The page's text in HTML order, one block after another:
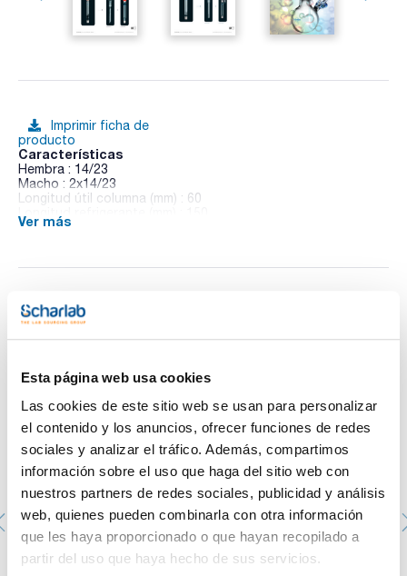
Esta página web usa cookies
Las cookies de este sitio web se usan para personalizar
el contenido y los anuncios, ofrecer funciones de redes
sociales y analizar el tráfico. Además, compartimos
información sobre el uso que haga del sitio web con
nuestros partners de redes sociales, publicidad y análisis
web, quienes pueden combinarla con otra información
que les haya proporcionado o que hayan recopilado a
partir del uso que haya hecho de sus servicios.
Imprimir ficha de
producto
Características
Hembra : 14/23
Macho : 2x14/23
Longitud útil columna (mm) : 60
Pack (u.) : 1
Ver más
Te puede interesar